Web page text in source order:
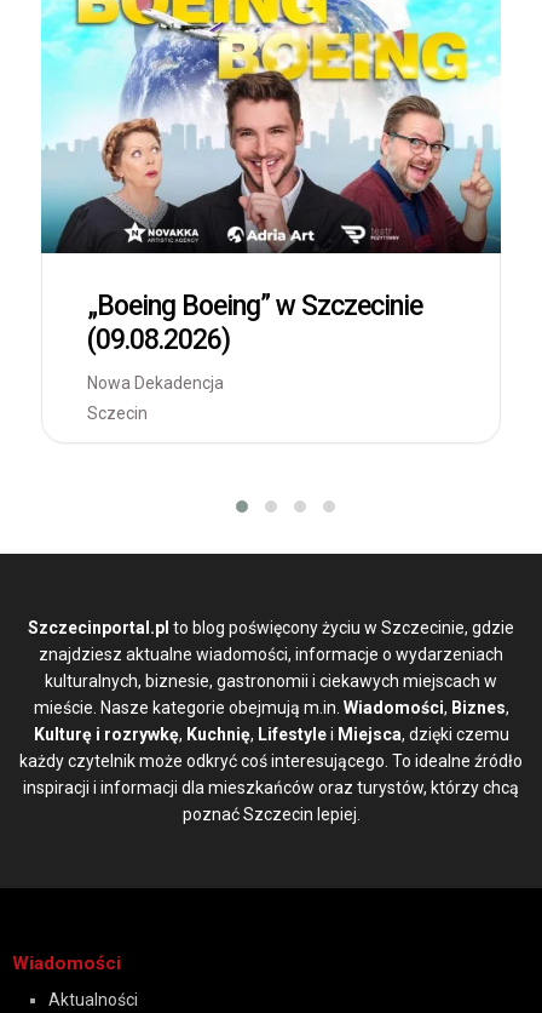
„Boeing Boeing” w Szczecinie
(09.08.2026)
Nowa Dekadencja
Sczecin
Szczecinportal.pl to blog poświęcony życiu w Szczecinie, gdzie
znajdziesz aktualne wiadomości, informacje o wydarzeniach
kulturalnych, biznesie, gastronomii i ciekawych miejscach w
mieście. Nasze kategorie obejmują m.in. Wiadomości, Biznes,
Kulturę i rozrywkę, Kuchnię, Lifestylei Miejsca, dzięki czemu
każdy czytelnik może odkryć coś interesującego. To idealne źródło
inspiracji i informacji dla mieszkańców oraz turystów, którzy chcą
poznać Szczecin lepiej.
Wiadomości
Aktualności